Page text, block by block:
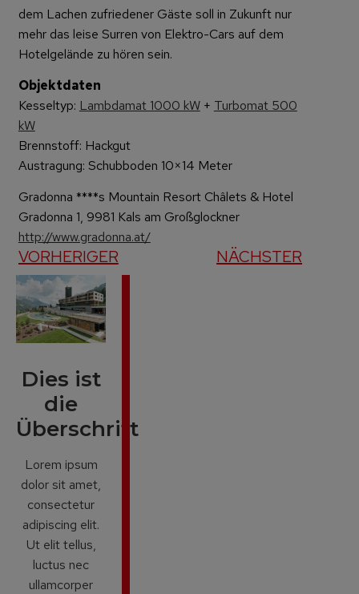
dem Lachen zufriedener Gäste soll in Zukunft nur
mehr das leise Surren von Elektro-Cars auf dem
Hotelgelände zu hören sein.
Objektdaten
Kesseltyp: Lambdamat 1000 kW+ Turbomat 500
kW
Brennstoff: Hackgut
Austragung: Schubboden 10×14 Meter
Gradonna ****s Mountain Resort Châlets & Hotel
Gradonna 1, 9981 Kals am Großglockner
http://www.gradonna.at/
VORHERIGER NÄCHSTER
Dies ist
die
Überschrift
Lorem ipsum
dolor sit amet,
consectetur
adipiscing elit.
Ut elit tellus,
luctus nec
ullamcorper